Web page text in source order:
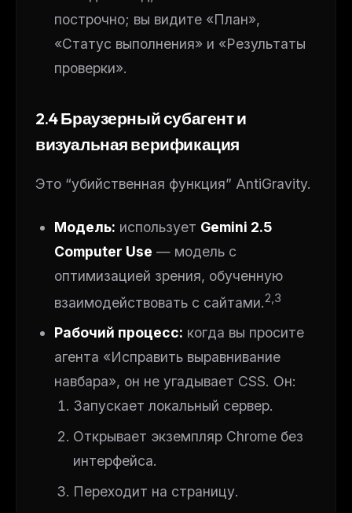
построчно; вы видите «План»,
«Статус выполнения» и «Результаты
проверки».
2.4 Браузерный субагент и
визуальная верификация
Это “убийственная функция” AntiGravity.
Модель: использует Gemini 2.5
Computer Use — модель с
оптимизацией зрения, обученную
взаимодействовать с сайтами.2,3
Рабочий процесс: когда вы просите
агента «Исправить выравнивание
навбара», он не угадывает CSS. Он:
Запускает локальный сервер.
Открывает экземпляр Chrome без
интерфейса.
Переходит на страницу.
The weekly digest forAI builders
Curated MCP picks, agent skills, rules, and LLM
Get the weekly digest
No spam. Unsubscribe in one click.